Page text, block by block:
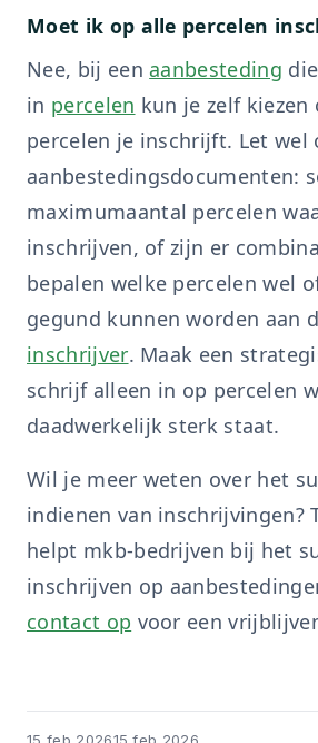
Moet ik op alle percelen
Nee, bij een aanbesteding
in percelen kun je zelf kiezen
percelen je inschrijft. Let wel
aanbestedingsdocumenten:
maximumaantal percelen
inschrijven, of zijn er
bepalen welke percelen wel
gegund kunnen worden aan
inschrijver. Maak een
schrijf alleen in op percelen
daadwerkelijk sterk staat.
Wil je meer weten over het
indienen van inschrijvingen?
helpt mkb-bedrijven bij het
inschrijven op
contact op voor een